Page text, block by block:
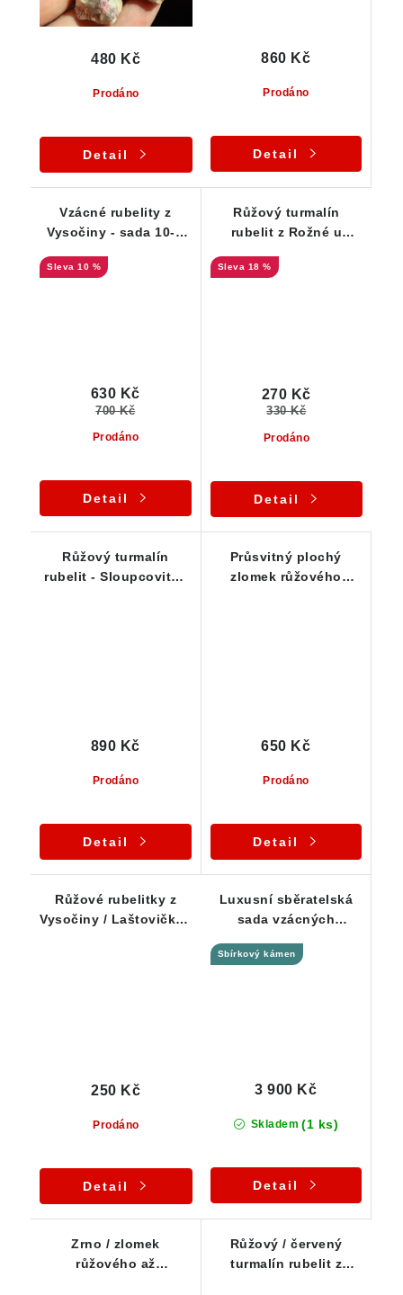
Prodáno
480 Kč
Detail
Prodáno
860 Kč
Detail
Vzácné rubelity z
Vysočiny - sada 10-ti
10 %
Prodáno
630 Kč
700 Kč
Detail
Růžový turmalín
rubelit z Rožné u
18 %
Prodáno
270 Kč
330 Kč
Detail
Růžový turmalín
rubelit - Sloupcovité /
Prodáno
890 Kč
Detail
Průsvitný plochý
zlomek růžového
Prodáno
650 Kč
Detail
Růžové rubelitky z
Vysočiny / Laštovičky -
Prodáno
250 Kč
Detail
Luxusní sběratelská
sada vzácných
elbaitů - Vysočina
Sbírkový kámen
Skladem (1 ks)
3 900 Kč
Detail
Zrno / zlomek
růžového až
Růžový / červený
turmalín rubelit z